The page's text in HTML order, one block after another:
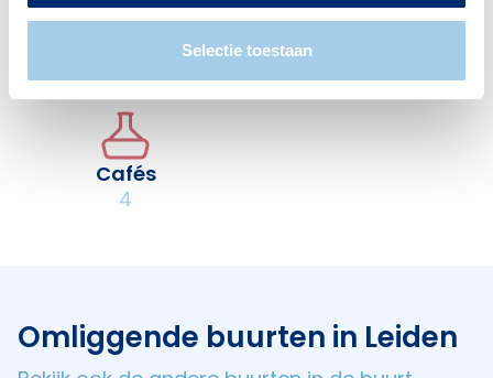
Selectie toestaan
Restaurants
Cafés
4
Omliggende buurten in Leiden